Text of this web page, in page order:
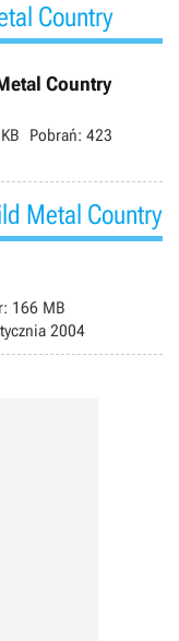
Country
Country
Pobrań: 423
Metal Country
166 MB
2004